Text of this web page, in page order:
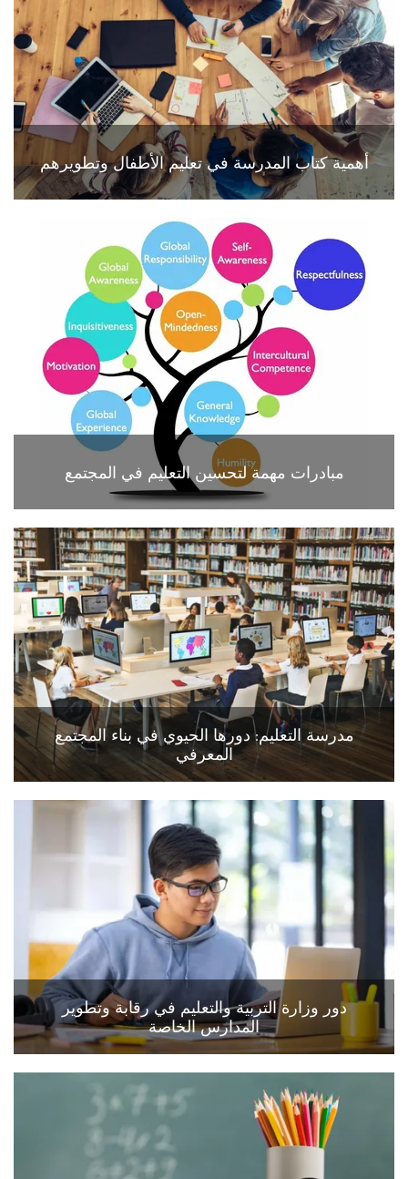
أهمية كتاب المدرسة في تعليم الأطفال وتطويرهم
مبادرات مهمة لتحسين التعليم في المجتمع
مدرسة التعليم: دورها الحيوي في بناء المجتمع
المعرفي
دور وزارة التربية والتعليم في رقابة وتطوير
المدارس الخاصة